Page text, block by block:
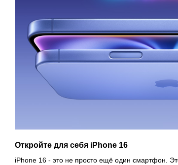
Откройте для себя iPhone 16
iPhone 16 - это не просто ещё один смартфон.